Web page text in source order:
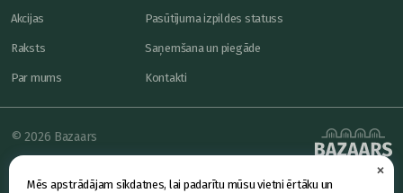
×
Mēs apstrādājam sīkdatnes, lai padarītu mūsu vietni ērtāku un
Akcijas
Raksts
Par mums
Pasūtījuma izpildes statuss
Saņemšana un piegāde
Kontakti
powered by
© 2026 Bazaars
Konfidencialitāte